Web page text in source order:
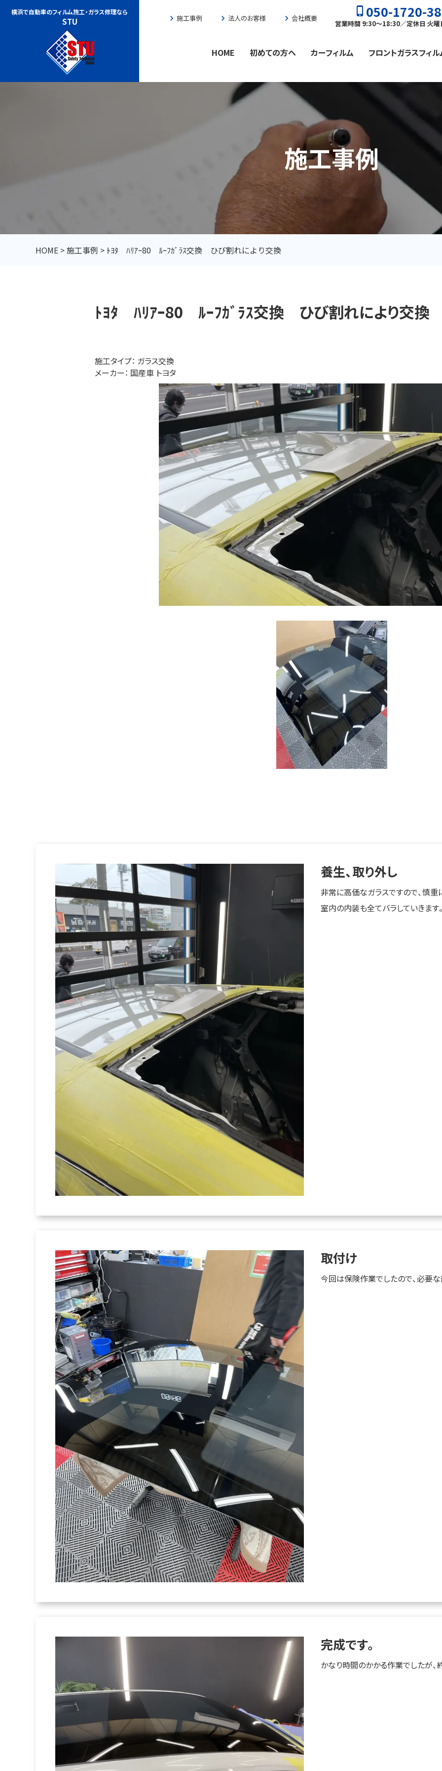
横浜で自動車のフィルム施工・ガラス修理なら
STU chevron_right 施工事例 chevron_right 法人のお客様 chevron_right 会社概要
phone_iphone 050-1720-
営業時間 9:30〜18:30／定休日 火曜
HOME 初めての方へ カーフィルム フロントガラスフィル
施工事例
HOME >施工事例 > ﾄﾖﾀ ﾊﾘｱｰ80 ﾙｰﾌｶﾞﾗｽ交換 ひび割れにより交換
ﾄﾖﾀ ﾊﾘｱｰ80 ﾙｰﾌｶﾞﾗｽ交換 ひび割れにより交換
施工タイプ： ガラス交換
メーカー： 国産車 トヨタ
養生、取り外し
非常に高価なガラスですので、慎重
室内の内装も全てバラしていきます。
取付け
今回は保険作業でしたので、必要
完成です。
かなり時間のかかる作業でしたが、